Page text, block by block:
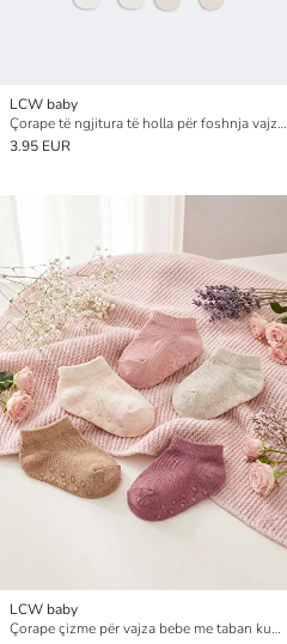
LCW baby
Çorape të ngjitura të holla për foshnja vajza, 2 pako
3.95 EUR
LCW baby
Çorape çizme për vajza bebe me taban kundër rrëshqitjes, Pesë-pako